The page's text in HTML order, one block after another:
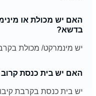
האם יש מכולת או
בדשא?
יש מינמרקט/ מכולת
האם יש בית כנסת
יש בית כנסת בקרבת